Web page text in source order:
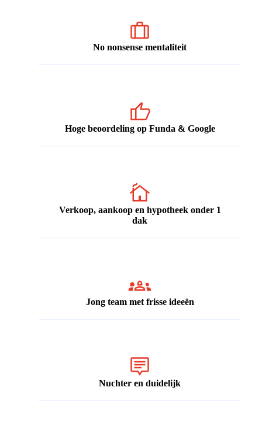
No nonsense mentaliteit
Hoge beoordeling op Funda & Google
Verkoop, aankoop en hypotheek onder 1
dak
Jong team met frisse ideeën
Nuchter en duidelijk